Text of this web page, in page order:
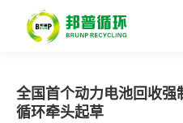
全国首个动力电池回收
循环牵头起草